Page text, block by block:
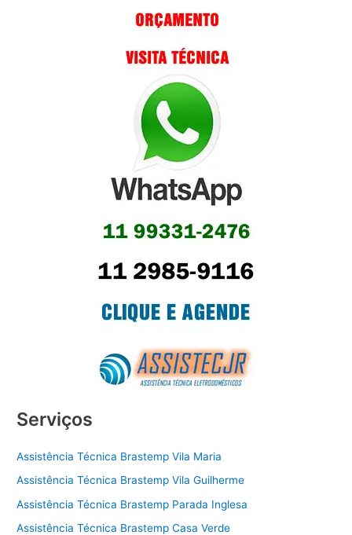
Serviços
Assistência Técnica Brastemp Vila Maria
Assistência Técnica Brastemp Vila Guilherme
Assistência Técnica Brastemp Parada Inglesa
Assistência Técnica Brastemp Casa Verde